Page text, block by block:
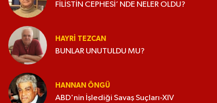
FİLİSTİN CEPHESİ’ NDE NELER OLDU?
HAYRI TEZCAN
BUNLAR UNUTULDU MU?
HANNAN ÖNGÜ
ABD'nin İşlediği Savaş Suçları-XIV